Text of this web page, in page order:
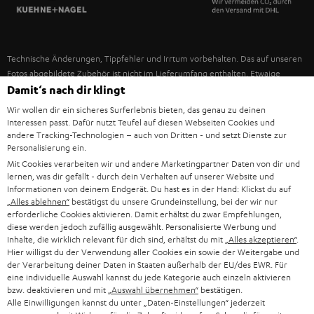
NEUHEITEN
UNSER MANAGEMENT
UNSERE WERTE
BILDUNGSRABATT
GESCHENKGUTSCHEIN
BARRIEREFREIHEIT
USA
WEITERE LÄNDER
Technische Änderungen, Tippfehler und Irrtum vorbehalten. Das auf unseren
Fotos abgebildete Zubehör ist nicht im Lieferumfang enthalten. Etwaige
Entsorgungsgebühren für Batterien sind im Preis inbegriffen.
©2026 Lautsprecher Teufel GmbH - All rights reserved.
Impressum AGB
Vertrag widerrufen
Damit‘s nach dir klingt
Wir wollen dir ein sicheres Surferlebnis bieten, das genau zu deinen
Interessen passt. Dafür nutzt Teufel auf diesen Webseiten Cookies und
andere Tracking-Technologien – auch von Dritten - und setzt Dienste zur
Personalisierung ein.
Mit Cookies verarbeiten wir und andere Marketingpartner Daten von dir und
lernen, was dir gefällt - durch dein Verhalten auf unserer Website und
Informationen von deinem Endgerät. Du hast es in der Hand: Klickst du auf
„Alles ablehnen“ bestätigst du unsere Grundeinstellung, bei der wir nur
erforderliche Cookies aktivieren. Damit erhältst du zwar Empfehlungen,
diese werden jedoch zufällig ausgewählt. Personalisierte Werbung und
Inhalte, die wirklich relevant für dich sind, erhältst du mit „Alles akzeptieren“.
Hier willigst du der Verwendung aller Cookies ein sowie der Weitergabe und
der Verarbeitung deiner Daten in Staaten außerhalb der EU/des EWR. Für
eine individuelle Auswahl kannst du jede Kategorie auch einzeln aktivieren
bzw. deaktivieren und mit „Auswahl übernehmen“ bestätigen.
Alle Einwilligungen kannst du unter „Daten-Einstellungen“ jederzeit